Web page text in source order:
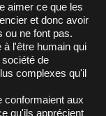
aimer ce que les
et donc avoir
ou ne font pas.
à l'être humain qui
de
complexes qu'il
conformaient aux
qu'ils apprécient